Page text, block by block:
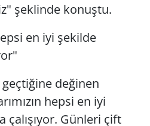
şeklinde konuştu.
en iyi şekilde
geçtiğine değinen
hepsi en iyi
çalışıyor. Günleri çift